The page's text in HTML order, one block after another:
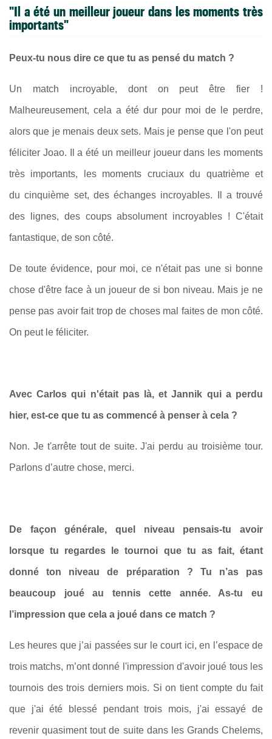
"Il a été un meilleur joueur dans les moments très
importants"
Peux‑tu nous dire ce que tu as pensé du match ?
Un match incroyable, dont on peut être fier !
Malheureusement, cela a été dur pour moi de le perdre,
alors que je menais deux sets. Mais je pense que l'on peut
féliciter Joao. Il a été un meilleur joueur dans les moments
très importants, les moments cruciaux du quatrième et
du cinquième set, des échanges incroyables. Il a trouvé
des lignes, des coups absolument incroyables ! C'était
fantastique, de son côté.
De toute évidence, pour moi, ce n'était pas une si bonne
chose d'être face à un joueur de si bon niveau. Mais je ne
pense pas avoir fait trop de choses mal faites de mon côté.
On peut le féliciter.
Avec Carlos qui n'était pas là, et Jannik qui a perdu
hier, est‑ce que tu as commencé à penser à cela ?
Non. Je t'arrête tout de suite. J'ai perdu au troisième tour.
Parlons d’autre chose, merci.
De façon générale, quel niveau pensais-tu avoir
lorsque tu regardes le tournoi que tu as fait, étant
donné ton niveau de préparation ? Tu n’as pas
beaucoup joué au tennis cette année. As-tu eu
l’impression que cela a joué dans ce match ?
Les heures que j’ai passées sur le court ici, en l’espace de
trois matchs, m’ont donné l'impression d'avoir joué tous les
tournois des trois derniers mois. Si on tient compte du fait
que j'ai été blessé pendant trois mois, j'ai essayé de
revenir quasiment tout de suite dans les Grands Chelems,